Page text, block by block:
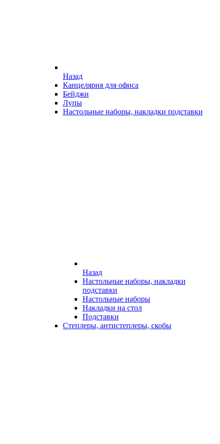
Назад
Канцелярия для офиса
Бейджи
Лупы
Настольные наборы, накладки подставки
Назад
Настольные наборы, накладки
подставки
Настольные наборы
Накладки на стол
Подставки
Степлеры, антистеплеры, скобы